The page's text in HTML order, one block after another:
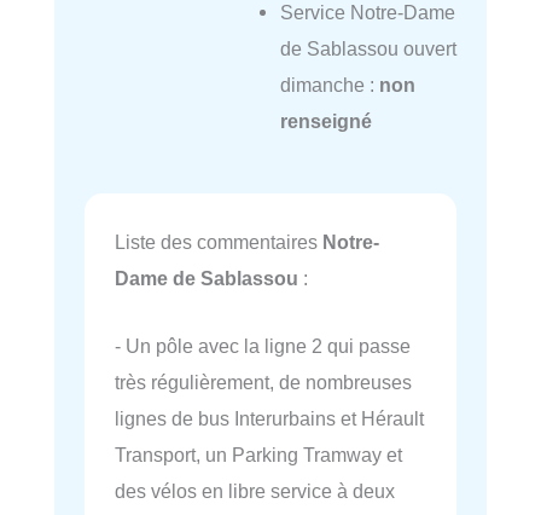
Service Notre-Dame
de Sablassou ouvert
dimanche : non
renseigné
Liste des commentaires Notre-
Dame de Sablassou :
- Un pôle avec la ligne 2 qui passe
très régulièrement, de nombreuses
lignes de bus Interurbains et Hérault
Transport, un Parking Tramway et
des vélos en libre service à deux